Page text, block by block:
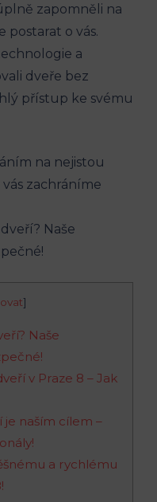
zapomněli na
postarat o vás.
a
dveře bez
přístup ke svému
na nejistou
zachráníme
]
Naše
v Praze 8 – Jak
je naším cílem –
a rychlému